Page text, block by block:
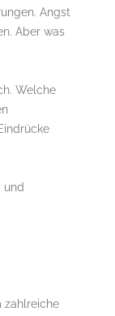
Angst
Aber was
Welche
und
zahlreiche